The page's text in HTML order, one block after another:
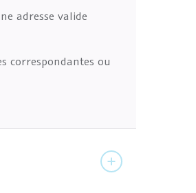
adresse valide
correspondantes ou